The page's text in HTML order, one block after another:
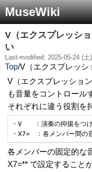
MuseWiki
V（エクスプレッシ
い
Last-modified: 2025-05-24 (土
Top/V（エクスプレッシ
V（エクスプレッショ
も音量をコントロール
それぞれに違う役割を
・V　　：演奏の抑揚を
・X7=　：各メンバー間
各メンバーの固定的な
X7=** で設定すること